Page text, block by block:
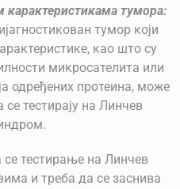
тумора:
тумор који
као што су
микросателита или
одређених протеина, може
тестирају на Линчев
тестирање на Линчев
и треба да се заснива